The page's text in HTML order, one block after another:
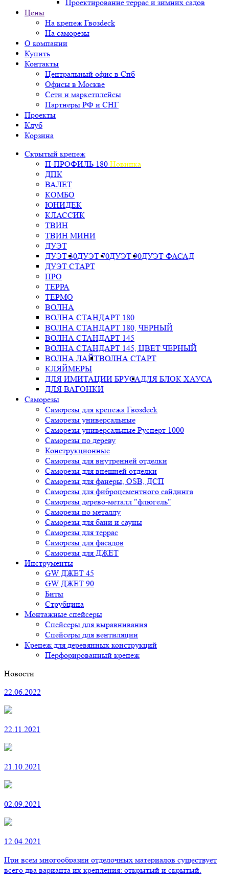
Проектирование террас и зимних садов
Цены
На крепеж Гвозdeck
На саморезы
О компании
Купить
Контакты
Центральный офис в Спб
Офисы в Москве
Сети и маркетплейсы
Партнеры РФ и СНГ
Проекты
Клуб
Корзина
Скрытый крепеж
П-ПРОФИЛЬ 180 Новинка
ДПК
ВАЛЕТ
КОМБО
ЮНИДЕК
КЛАССИК
ТВИН
ТВИН МИНИ
ДУЭТ
ДУЭТ 30ДУЭТ 70ДУЭТ 90ДУЭТ ФАСАД
ДУЭТ СТАРТ
ПРО
ТЕРРА
ТЕРМО
ВОЛНА
ВОЛНА СТАНДАРТ 180
ВОЛНА СТАНДАРТ 180, ЧЕРНЫЙ
ВОЛНА СТАНДАРТ 145
ВОЛНА СТАНДАРТ 145, ЦВЕТ ЧЕРНЫЙ
ВОЛНА ЛАЙТВОЛНА СТАРТ
КЛЯЙМЕРЫ
ДЛЯ ИМИТАЦИИ БРУСАДЛЯ БЛОК ХАУСА
ДЛЯ ВАГОНКИ
Саморезы
Саморезы для крепежа Гвозdeck
Саморезы универсальные
Саморезы универсальные Русперт 1000
Саморезы по дереву
Конструкционные
Саморезы для внутренней отделки
Саморезы для внешней отделки
Cаморезы для фанеры, OSB, ДСП
Саморезы для фиброцементного сайдинга
Саморезы дерево-металл "флюгель"
Саморезы по металлу
Саморезы для бани и сауны
Саморезы для террас
Саморезы для фасадов
Саморезы для ДЖЕТ
Инструменты
GW ДЖЕТ 45
GW ДЖЕТ 90
Биты
Струбцина
Монтажные спейсеры
Спейсеры для выравнивания
Спейсеры для вентиляции
Крепеж для деревянных конструкций
Перфорированный крепеж
Новости
22.06.2022
22.11.2021
21.10.2021
02.09.2021
12.04.2021
При всем многообразии отделочных материалов существует
всего два варианта их крепления: открытый и скрытый.